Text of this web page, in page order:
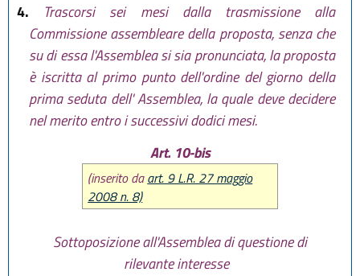
4.
Trascorsi sei mesi dalla trasmissione alla
Commissione assembleare della proposta, senza che
su di essa l'Assemblea si sia pronunciata, la proposta
è iscritta al primo punto dell'ordine del giorno della
prima seduta dell' Assemblea, la quale deve decidere
nel merito entro i successivi dodici mesi.
Art. 10-bis
(inserito daart. 9 L.R. 27 maggio
2008 n. 8)
Sottoposizione all'Assemblea di questione di
rilevante interesse